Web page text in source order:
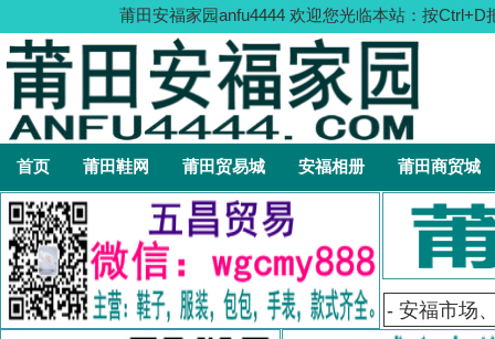
莆田安福家园anfu4444 欢迎您光临本站：按
首页 莆田鞋网 莆田贸易城 安福相册 莆田商贸城